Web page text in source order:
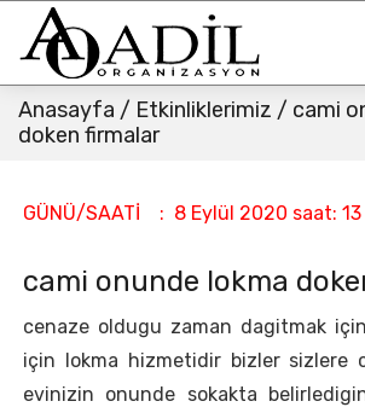
Anasayfa / Etkinliklerimiz / cami
doken firmalar
GÜNÜ/SAATİ : 8 Eylül 2020 saat: 13
cami onunde lokma
cenaze oldugu zaman dagitmak
için lokma hizmetidir bizler sizlere
evinizin onunde sokakta